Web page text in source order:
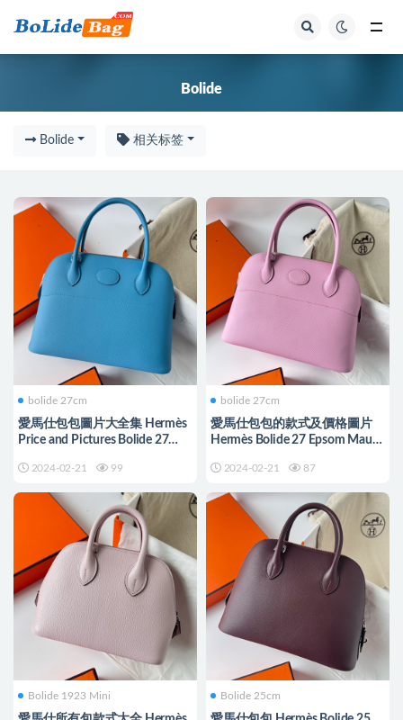
Bolide
Bolide 相关标签
bolide 27cm
愛馬仕包包圖片大全集 Hermès
Price and Pictures Bolide 27
2024-02-21 99
bolide 27cm
愛馬仕包包的款式及價格圖片
Hermès Bolide 27 Epsom Mauve
2024-02-21 87
Bolide 1923 Mini Bolide 25cm